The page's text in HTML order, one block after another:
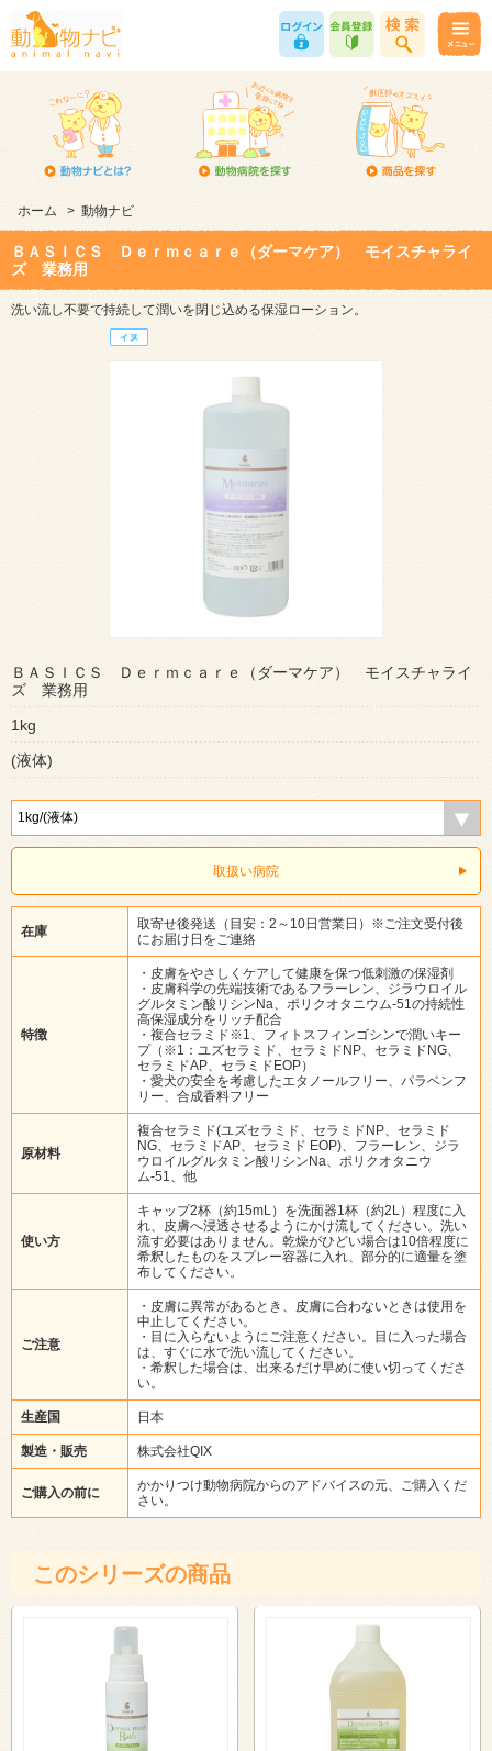
ホーム > 動物ナビ
ＢＡＳＩＣＳ Ｄｅｒｍｃａｒｅ（ダーマケア） モイスチャライ
ズ 業務用
洗い流し不要で持続して潤いを閉じ込める保湿ローション。
ＢＡＳＩＣＳ Ｄｅｒｍｃａｒｅ（ダーマケア） モイスチャライ
ズ 業務用
1kg
(液体)
取扱い病院
在庫
取寄せ後発送（目安：2～10日営業日）※ご注文受付後
にお届け日をご連絡
特徴
・皮膚をやさしくケアして健康を保つ低刺激の保湿剤
・皮膚科学の先端技術であるフラーレン、ジラウロイル
グルタミン酸リシンNa、ポリクオタニウム‐51の持続性
高保湿成分をリッチ配合
・複合セラミド※1、フィトスフィンゴシンで潤いキー
プ（※1：ユズセラミド、セラミドNP、セラミドNG、
セラミドAP、セラミドEOP）
・愛犬の安全を考慮したエタノールフリー、パラベンフ
リー、合成香料フリー
原材料
複合セラミド(ユズセラミド、セラミドNP、セラミド
NG、セラミドAP、セラミド EOP)、フラーレン、ジラ
ウロイルグルタミン酸リシンNa、ポリクオタニウ
ム-51、他
使い方
キャップ2杯（約15mL）を洗面器1杯（約2L）程度に入
れ、皮膚へ浸透させるようにかけ流してください。洗い
流す必要はありません。乾燥がひどい場合は10倍程度に
希釈したものをスプレー容器に入れ、部分的に適量を塗
布してください。
ご注意
・皮膚に異常があるとき、皮膚に合わないときは使用を
中止してください。
・目に入らないようにご注意ください。目に入った場合
は、すぐに水で洗い流してください。
・希釈した場合は、出来るだけ早めに使い切ってくださ
い。
生産国 日本
製造・販売 株式会社QIX
ご購入の前に
かかりつけ動物病院からのアドバイスの元、ご購入くだ
さい。
このシリーズの商品